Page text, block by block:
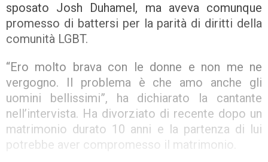
sposato Josh Duhamel, ma aveva comunque
promesso di battersi per la parità di diritti della
comunità LGBT.
“Ero molto brava con le donne e non me ne
vergogno. Il problema è che amo anche gli
uomini bellissimi”, ha dichiarato la cantante
nell’intervista. Ha divorziato di recente dopo un
matrimonio durato 10 anni e la partenza di lui
potrebbe aver compromesso il matrimonio.